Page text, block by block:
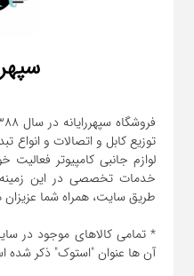
توزیع کابل و اتصالات و انواع
لوازم جانبی کامپیوتر فعالیت
خدمات تخصصی در این
* تمامی کالاهای موجود در